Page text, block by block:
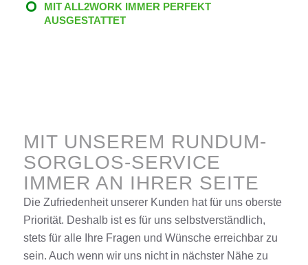
MIT ALL2WORK IMMER PERFEKT
AUSGESTATTET
MIT UNSEREM RUNDUM-
SORGLOS-SERVICE
IMMER AN IHRER SEITE
Die Zufriedenheit unserer Kunden hat für uns oberste
Priorität. Deshalb ist es für uns selbstverständlich,
stets für alle Ihre Fragen und Wünsche erreichbar zu
sein. Auch wenn wir uns nicht in nächster Nähe zu